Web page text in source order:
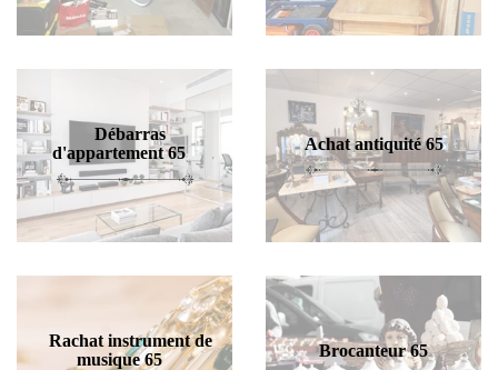
Débarras
d'appartement 65
Achat antiquité 65
Rachat instrument de
musique 65
Brocanteur 65